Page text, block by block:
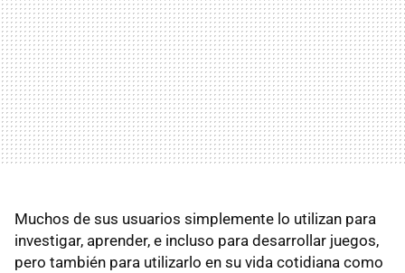
Muchos de sus usuarios simplemente lo utilizan para
investigar, aprender, e incluso para desarrollar juegos,
pero también para utilizarlo en su vida cotidiana como